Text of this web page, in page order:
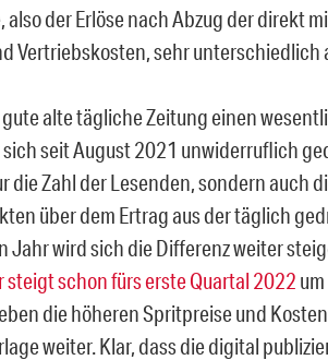
der Erlöse nach Abzug der direkt
Vertriebskosten, sehr unterschiedlich
alte tägliche Zeitung einen
seit August 2021 unwiderruflich
die Zahl der Lesenden, sondern auch
über dem Ertrag aus der täglich
Jahr wird sich die Differenz weiter
steigt schon fürs erste Quartal 2022
die höheren Spritpreise und
weiter. Klar, dass die digital